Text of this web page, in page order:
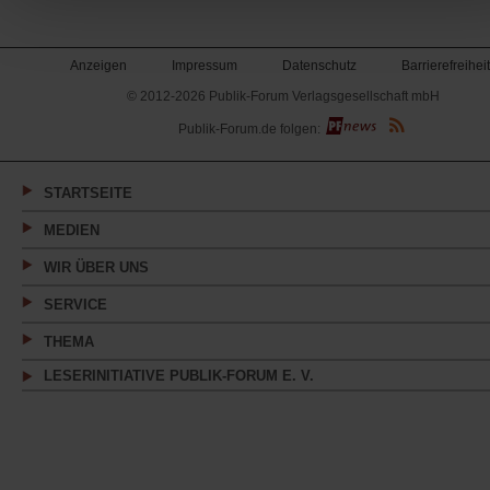
Anzeigen Impressum Datenschutz
Barrierefreiheit
© 2012-2026 Publik-Forum Verlagsgesellschaft mbH
(Öffnet
in
neuen
Publik-Forum.de folgen:
STARTSEITE
MEDIEN
WIR ÜBER UNS
SERVICE
THEMA
LESERINITIATIVE PUBLIK-FORUM E. V.